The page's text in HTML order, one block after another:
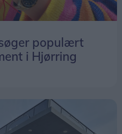
populært
i Hjørring